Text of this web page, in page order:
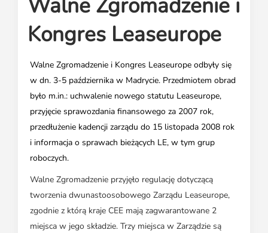
Partnerzy ZPL
Subskrybuj Leaseletter
Materiały do pobrania
Kontakt dla mediów
Klauzule informacyjne
Walne Zgromadzenie i
Kongres Leaseurope
Walne Zgromadzenie i Kongres Leaseurope odbyły się
w dn. 3-5 października w Madrycie. Przedmiotem obrad
było m.in.: uchwalenie nowego statutu Leaseurope,
przyjęcie sprawozdania finansowego za 2007 rok,
przedłużenie kadencji zarządu do 15 listopada 2008 rok
i informacja o sprawach bieżących LE, w tym grup
roboczych.
Walne Zgromadzenie przyjęło regulację dotyczącą
tworzenia dwunastoosobowego Zarządu Leaseurope,
zgodnie z którą kraje CEE mają zagwarantowane 2
miejsca w jego składzie. Trzy miejsca w Zarządzie są